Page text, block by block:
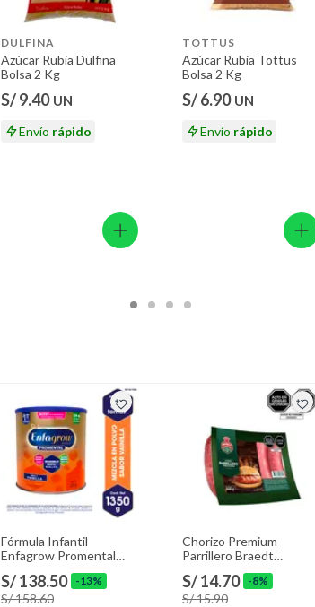
DULFINA
Azúcar Rubia Dulfina
Bolsa 2 Kg
S/ 9.40 UN
Envío rápido
TOTTUS
Azúcar Rubia Tottus
Bolsa 2 Kg
S/ 6.90 UN
Envío rápido
Fórmula Infantil
Enfagrow Promental
Vainilla Lata 1.35 Kg
S/ 138.50 -13%
S/ 158.60
Chorizo Premium
Parrillero Braedt
Empaque 500 g
S/ 14.70 -8%
S/ 15.90